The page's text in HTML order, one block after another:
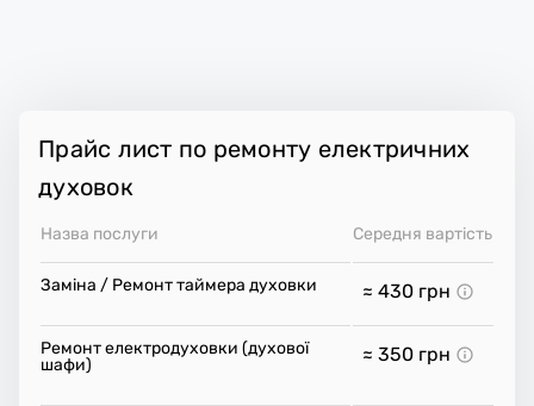
Прайс лист по ремонту електричних
духовок
Назва послуги Середня вартість
Заміна / Ремонт таймера духовки ≈ 430 грн
Ремонт електродуховки (духової
шафи)
≈ 350 грн